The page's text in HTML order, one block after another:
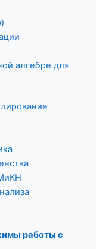
алгебре для
работы с